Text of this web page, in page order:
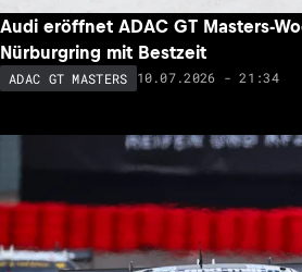
Audi eröffnet ADAC GT Masters-
Nürburgring mit Bestzeit
ADAC GT MASTERS 10.07.2026 - 21:34